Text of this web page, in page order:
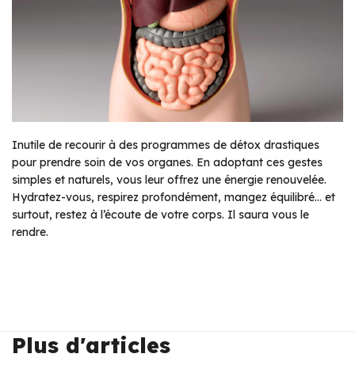
Inutile de recourir à des programmes de détox drastiques
pour prendre soin de vos organes. En adoptant ces gestes
simples et naturels, vous leur offrez une énergie renouvelée.
Hydratez-vous, respirez profondément, mangez équilibré… et
surtout, restez à l’écoute de votre corps. Il saura vous le
rendre.
Plus d'articles